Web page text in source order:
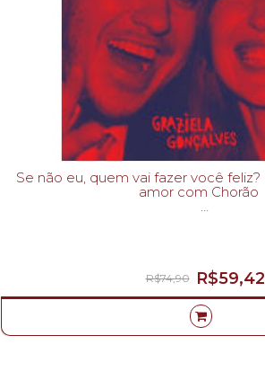
Se não eu, quem vai fazer você feliz? - Minha história de
amor com Chorão
R$59,42
R$74,90